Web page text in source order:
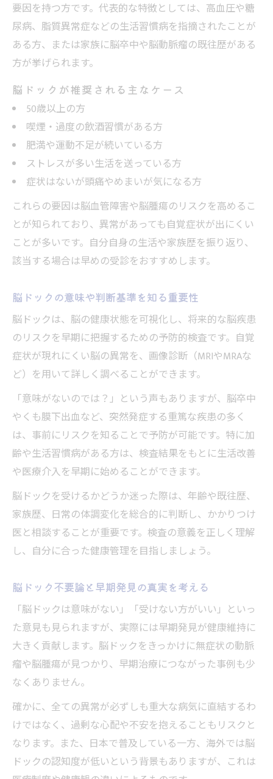
なぜ脳ドックが後悔につながるのか
脳ドック後悔の声と知恵袋の実際の意見
脳ドックで後悔しないための選び方
脳ドック受診前に知るべきデメリット
脳ドックの意味ないと感じる場合の理由
脳ドック受診後の不安と向き合う方法
予防医学で選ばれる脳ドック活用法
予防医学における脳ドックの必要性
脳ドックを活用した健康維持のコツ
脳ドックをきっかけに生活習慣を見直す
脳ドックで得た情報を家族と共有する意義
要因を持つ方です。代表的な特徴としては、高血圧や糖
尿病、脂質異常症などの生活習慣病を指摘されたことが
ある方、または家族に脳卒中や脳動脈瘤の既往歴がある
方が挙げられます。
脳ドックが推奨される主なケース
50歳以上の方
喫煙・過度の飲酒習慣がある方
肥満や運動不足が続いている方
ストレスが多い生活を送っている方
症状はないが頭痛やめまいが気になる方
これらの要因は脳血管障害や脳腫瘍のリスクを高めるこ
とが知られており、異常があっても自覚症状が出にくい
ことが多いです。自分自身の生活や家族歴を振り返り、
該当する場合は早めの受診をおすすめします。
脳ドックの意味や判断基準を知る重要性
脳ドックは、脳の健康状態を可視化し、将来的な脳疾患
のリスクを早期に把握するための予防的検査です。自覚
症状が現れにくい脳の異常を、画像診断（MRIやMRAな
ど）を用いて詳しく調べることができます。
「意味がないのでは？」という声もありますが、脳卒中
やくも膜下出血など、突然発症する重篤な疾患の多く
は、事前にリスクを知ることで予防が可能です。特に加
齢や生活習慣病がある方は、検査結果をもとに生活改善
や医療介入を早期に始めることができます。
脳ドックを受けるかどうか迷った際は、年齢や既往歴、
家族歴、日常の体調変化を総合的に判断し、かかりつけ
医と相談することが重要です。検査の意義を正しく理解
し、自分に合った健康管理を目指しましょう。
脳ドック不要論と早期発見の真実を考える
「脳ドックは意味がない」「受けない方がいい」といっ
た意見も見られますが、実際には早期発見が健康維持に
大きく貢献します。脳ドックをきっかけに無症状の動脈
瘤や脳腫瘍が見つかり、早期治療につながった事例も少
なくありません。
確かに、全ての異常が必ずしも重大な病気に直結するわ
けではなく、過剰な心配や不安を抱えることもリスクと
なります。また、日本で普及している一方、海外では脳
ドックの認知度が低いという背景もありますが、これは